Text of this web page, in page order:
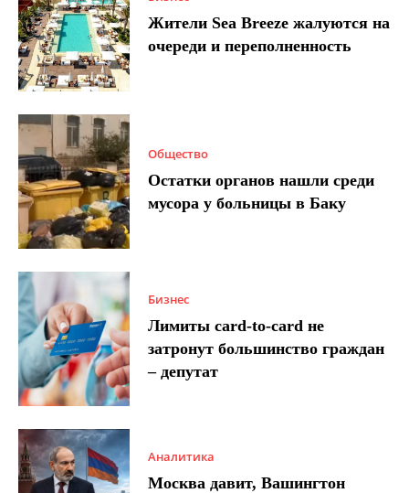
Жители Sea Breeze жалуются на
очереди и переполненность
Общество
Остатки органов нашли среди
мусора у больницы в Баку
Бизнес
Лимиты card-to-card не
затронут большинство граждан
– депутат
Аналитика
Москва давит, Вашингтон